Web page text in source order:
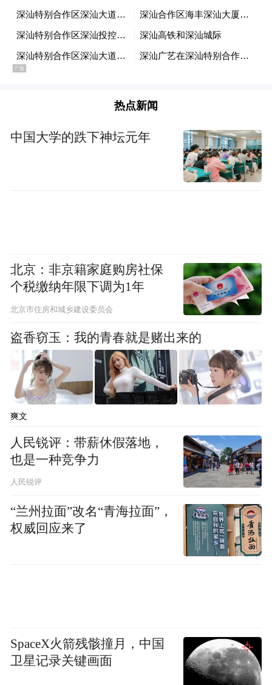
意盎然、创意独特及耳目一新感觉。
渠英辉老师对传统文化艺术精神有着深刻而
独到的理解，多年来临池不辍，在汲取中国
传统书法精髓的基础上，又兼容并蓄，善于
出新，将个人的艺术追求与当今的文化发展
相结合，形成了个人独特的书法艺术风格。
其书法作品笔法精妙，清新刚健，大气豪
放，有神采飞扬之美，令人赏心悦目
厘米，宽46.6厘米，“寿”字均为不同字体。开
卷五个字“万寿百福图”，寓意五福临门，福
热点新闻
中国大学的跌下神坛元年
北京：非京籍家庭购房社保
个税缴纳年限下调为1年
北京市住房和城乡建设委员会
盗香窃玉：我的青春就是赌出来的
爽文
人民锐评：带薪休假落地，
也是一种竞争力
人民锐评
“兰州拉面”改名“青海拉面”，
权威回应来了
SpaceX火箭残骸撞月，中国
卫星记录关键画面